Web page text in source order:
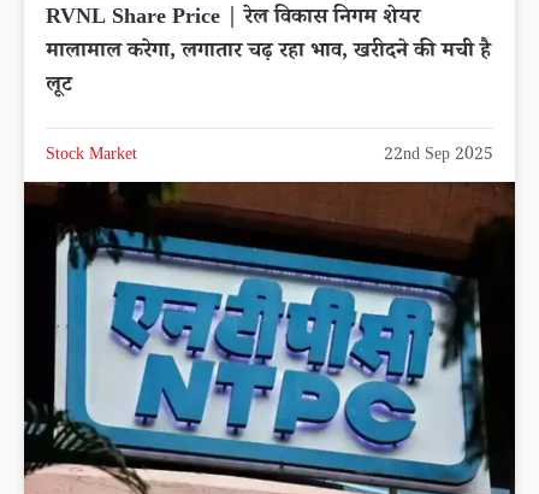
RVNL Share Price | रेल विकास निगम शेयर
मालामाल करेगा, लगातार चढ़ रहा भाव, खरीदने की मची है
लूट
Stock Market 22nd Sep 2025